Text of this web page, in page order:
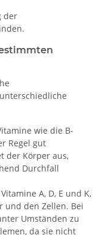
der
wie die B-
Regel gut
der Körper aus,
Durchfall
A, D, E und K,
und den Zellen. Bei
Umständen zu
da sie nicht